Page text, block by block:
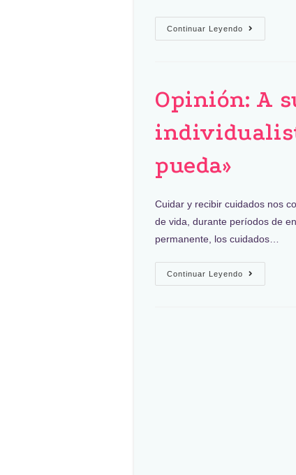
Continuar Leyendo
Opinión: A
pueda»
Cuidar y recibir cuidados nos
de vida, durante períodos de
permanente, los cuidados…
Continuar Leyendo